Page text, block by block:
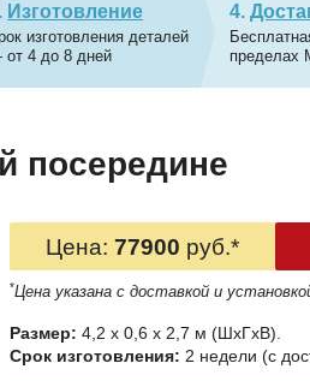
Изготовление
изготовления деталей
4 до 8 дней
пределах
посередине
Цена: 77900 руб.*
*Цена указана с доставкой и
Размер: 4,2 x 0,6 x 2,7 м (ШxГxВ).
Срок изготовления: 2 недели (с